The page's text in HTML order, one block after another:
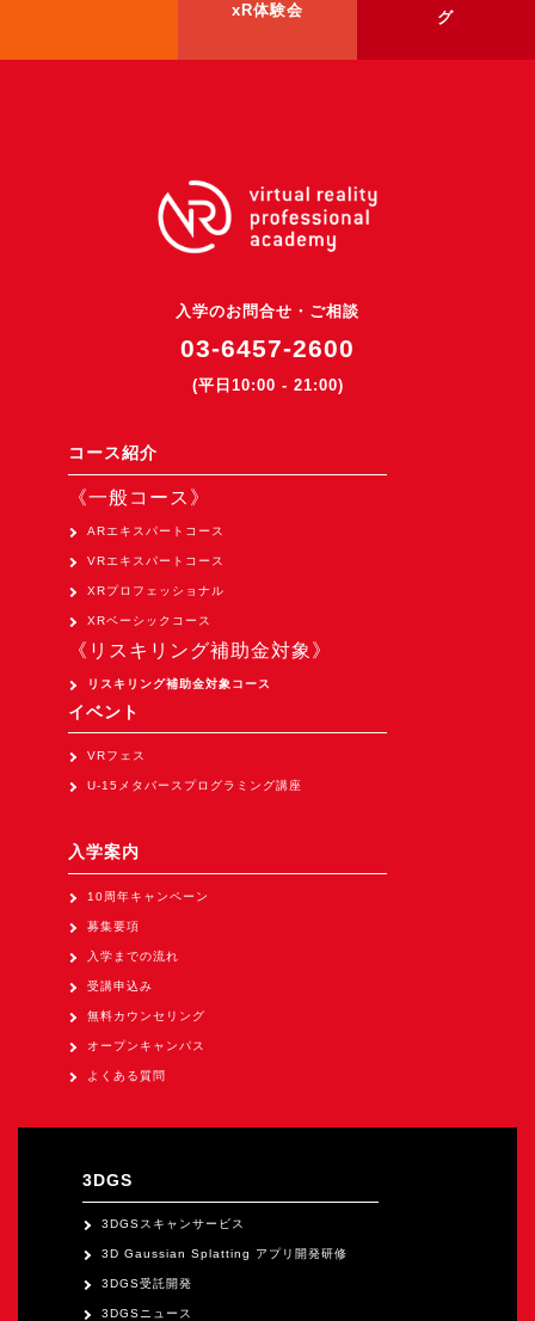
3DGS受託開発
超体験★販促システム『XR Showcase Hub』2025年4月発売
MR体験型研修プラットフォーム『LegacyLink XR』2025年10月
バーチャルイベントプラットフォーム『MetaLiveStage』2025年
開発中
製造現場を革新する！『XR Worksupport Hub』開発中
>XR Museum『Artlogue』開発中
Unity研修
Apple Vision Pro アプリ開発研修
HoloLens 2 アプリ開発研修
XRビジネスフォーラム
TOKYO DIGICONX2026
（1/8～10東京ビッグサイト）に出展。
オートモーティブワールド2026
（1/21～23東京ビッグサイト）に出展。
（5/27～28 秋葉原UDX）に出展。
《求人》
オープンキャンパス
xR体験会
グ
入学のお問合せ・ご相談
03-6457-2600
(平日10:00 - 21:00)
コース紹介
《一般コース》
ARエキスパートコース
VRエキスパートコース
XRプロフェッショナル
XRベーシックコース
《リスキリング補助金対象》
リスキリング補助金対象コース
イベント
VRフェス
U-15メタバースプログラミング講座
入学案内
10周年キャンペーン
募集要項
入学までの流れ
受講申込み
無料カウンセリング
オープンキャンパス
よくある質問
3DGS
3DGSスキャンサービス
3D Gaussian Splatting アプリ開発研修
3DGS受託開発
3DGSニュース